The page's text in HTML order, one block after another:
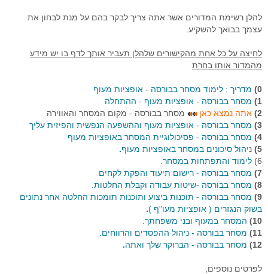
להלן רשימת המדורים אשר אתה צריך לבקר בהם על מנת לבחון את
עצמך בבואך להשקיע.
לחיצה על כל אחת מהקישורים שלהלן תעביר אותך לדף בו יש מידע
מהמדור אותו בחרת
0)
מדריך : לימוד מסחר בבורסה - אופציות מעוף
1)
מסחר בבורסה - אופציות מעוף - ההתחלה
2) אתה נמצא כאן
מסחר בבורסה - מקום המסחר והאווירה
3)
מסחר בבורסה - אופציות מעוף וההשפעה הנפשית והפיזית עליך
4)
מסחר בבורסה - פסיכולוגיית המסחר באופציות מעוף
5) ניהול סיכונים במסחר באופציות מעוף.
6) לימוד והתפתחות במסחר.
7)
מסחר בבורסה - רישום תיעוד והפקת לקחים
8)
מסחר בבורסה -שיטות עבודה וקבלת החלטות.
9)
מסחר בבורסה - תוכנות ביצוע ותוכנות תומכות החלטה אחר נתונים
בשוק הנגזרים ( אופציות מעו"ף ).
10)
המסחר במעוף ובני משפחתך.
11)
מסחר בבורסה - ניהול ההפסדים והרווחים.
12)
מסחר בבורסה - הברוקר שלך ואתה.
לפרטים נוספים,
שאלות ותשובות
דרישות מערכת המסחר